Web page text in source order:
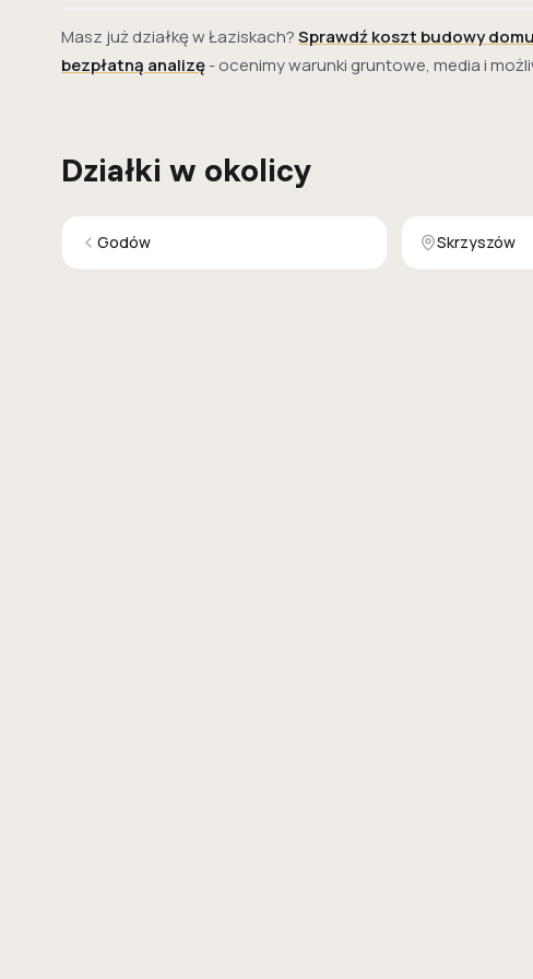
Masz już działkę w Łaziskach?Sprawdź koszt budowy domu
bezpłatną analizę- ocenimy warunki gruntowe, media i
Działki w okolicy
Godów Skrzyszów